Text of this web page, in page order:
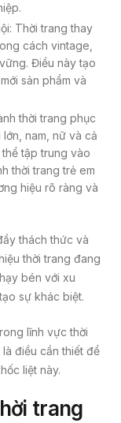
Thời trang thay
cách vintage,
Điều này tạo
sản phẩm và
thời trang phục
nam, nữ và cả
tập trung vào
thời trang trẻ em
hiệu rõ ràng và
thách thức và
thời trang đang
bén với xu
sự khác biệt.
lĩnh vực thời
điều cần thiết để
liệt này.
trang